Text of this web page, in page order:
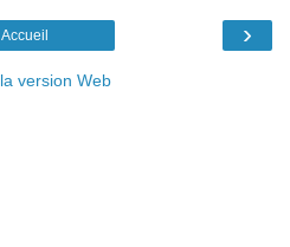
›
Accueil
version Web